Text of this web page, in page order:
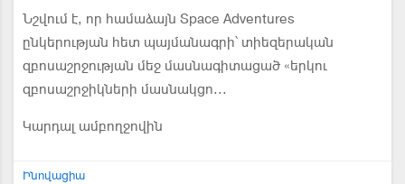
Նշվում է, որ համաձայն Space Adventures
ընկերության հետ պայմանագրի՝ տիեզերական
զբոսաշրջության մեջ մասնագիտացած «երկու
զբոսաշրջիկների մասնակցո...
Կարդալ ամբողջովին
Ինովացիա